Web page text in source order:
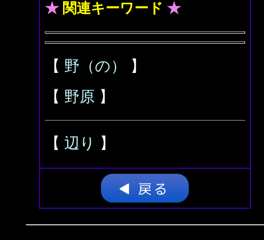
★ 関連キーワード ★
【 野（の）
】
【 野原 】
【 辺り 】